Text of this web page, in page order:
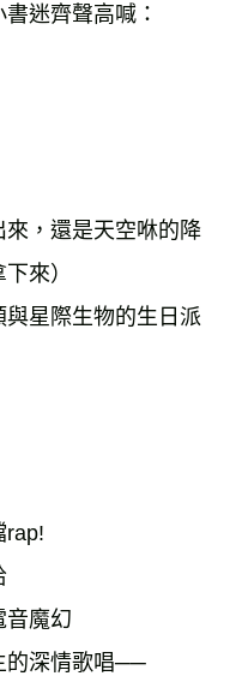
迷齊聲高喊：
，還是天空咻的降
來）
星際生物的生日派
rap!
音魔幻
的深情歌唱──